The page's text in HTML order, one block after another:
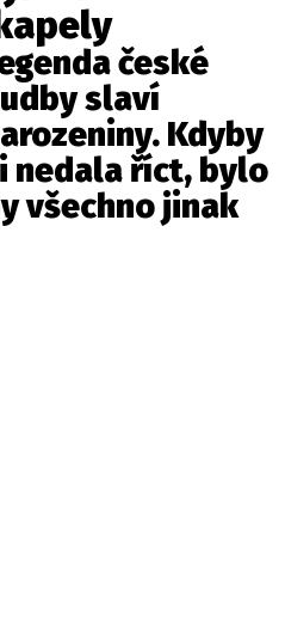
na newsbox.cz
KODEX
české
slaví
Kdyby
nedala říct, bylo
všechno jinak